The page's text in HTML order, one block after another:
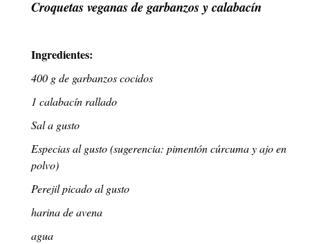
Croquetas veganas de garbanzos y calabacín
Ingredientes:
400 g de garbanzos cocidos
1 calabacín rallado
Sal a gusto
Especias al gusto (sugerencia: pimentón cúrcuma y ajo en
polvo)
Perejil picado al gusto
harina de avena
agua